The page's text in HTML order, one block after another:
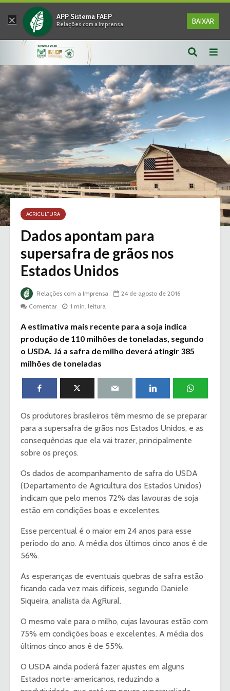
× APP Sistema FAEP
Relações com a Imprensa BAIXAR
AGRICULTURA
Dados apontam para
supersafra de grãos nos
Estados Unidos
Relações com a Imprensa
24 de agosto de 2016
Comentar
1 min. leitura
A estimativa mais recente para a soja indica
produção de 110 milhões de toneladas, segundo
o USDA. Já a safra de milho deverá atingir 385
milhões de toneladas
Os produtores brasileiros têm mesmo de se preparar
para a supersafra de grãos nos Estados Unidos, e as
consequências que ela vai trazer, principalmente
sobre os preços.
Os dados de acompanhamento de safra do USDA
(Departamento de Agricultura dos Estados Unidos)
indicam que pelo menos 72% das lavouras de soja
estão em condições boas e excelentes.
Esse percentual é o maior em 24 anos para esse
período do ano. A média dos últimos cinco anos é de
56%.
As esperanças de eventuais quebras de safra estão
ficando cada vez mais difíceis, segundo Daniele
Siqueira, analista da AgRural.
O mesmo vale para o milho, cujas lavouras estão com
75% em condições boas e excelentes. A média dos
últimos cinco anos é de 55%.
O USDA ainda poderá fazer ajustes em alguns
Estados norte-americanos, reduzindo a